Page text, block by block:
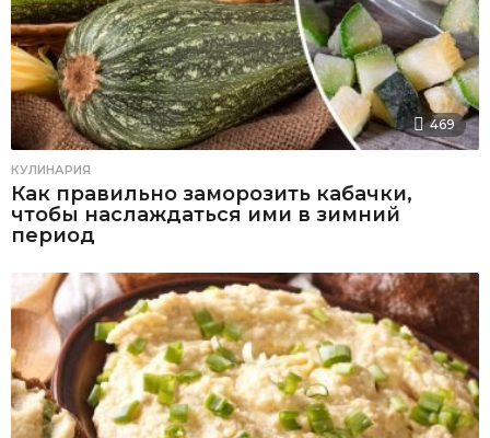
469
КУЛИНАРИЯ
Как правильно заморозить кабачки,
чтобы наслаждаться ими в зимний
период